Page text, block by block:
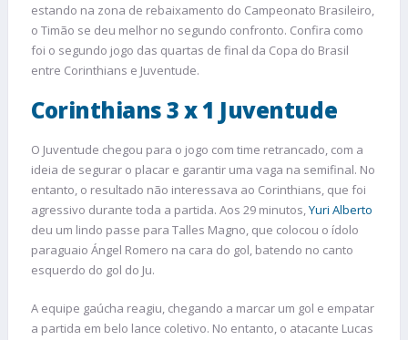
estando na zona de rebaixamento do Campeonato Brasileiro,
o Timão se deu melhor no segundo confronto. Confira como
foi o segundo jogo das quartas de final da Copa do Brasil
entre Corinthians e Juventude.
Corinthians 3 x 1 Juventude
O Juventude chegou para o jogo com time retrancado, com a
ideia de segurar o placar e garantir uma vaga na semifinal. No
entanto, o resultado não interessava ao Corinthians, que foi
agressivo durante toda a partida. Aos 29 minutos,Yuri Alberto
deu um lindo passe para Talles Magno, que colocou o ídolo
paraguaio Ángel Romero na cara do gol, batendo no canto
esquerdo do gol do Ju.
A equipe gaúcha reagiu, chegando a marcar um gol e empatar
a partida em belo lance coletivo. No entanto, o atacante Lucas